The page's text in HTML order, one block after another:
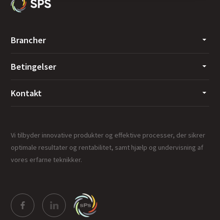
Brancher
Betingelser
Kontakt
Vi tilbyder innovative produkter og effektive processer, der sikrer
optimale resultater og rentabilitet, samt hjælp og undervisning af
vores erfarne teknikker.